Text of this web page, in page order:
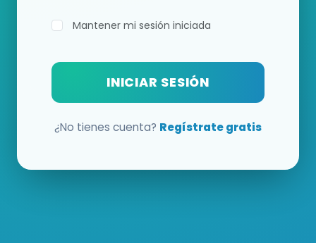
Mantener mi sesión iniciada
INICIAR SESIÓN
¿No tienes cuenta? Regístrate gratis